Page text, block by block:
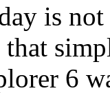
is
that
6